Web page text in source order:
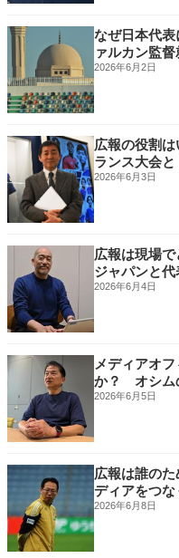
なぜ日本代
ァルカン監
2026年6月2日
広報の役割
ランス大会
2026年6月3日
広報は現場
ジャパンと代
2026年6月4日
メディアオ
か？ オシム
2026年6月5日
広報は誰の
ディアをつな
2026年6月8日